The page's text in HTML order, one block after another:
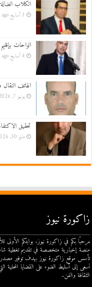
الكلاب
3 أسابيع ago
الواحات
4 أسابيع ago
الهاتف
يونيو 7, 2026
تحقيق
مايو 30, 2026
زاكورة نيوز
مرحبًا بكم في زاكورة نيوز، بوابتكم الأولى
منصة إخبارية متخصصة في تقديم تغطية
تأسس موقع زاكورة نيوز بهدف توفير مصدر
نسعى إلى تسليط الضوء على القضايا المحلية
الثقافة والفن.